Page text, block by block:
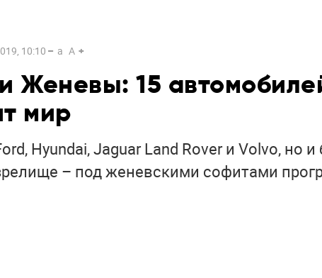
10:10 a A
Женевы: 15
мир
Hyundai, Jaguar Land Rover и Volvo, но и
– под женевскими софитами